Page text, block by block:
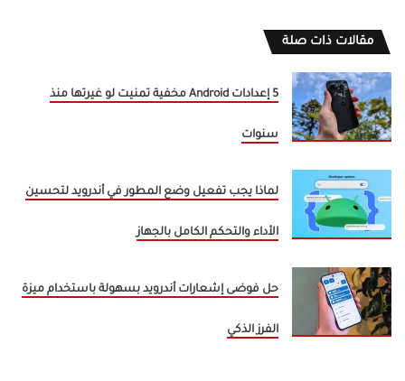
مقالات ذات صلة
5 إعدادات Android مخفية تمنيت لو غيرتها منذ
سنوات
لماذا يجب تفعيل وضع المطور في أندرويد لتحسين
الأداء والتحكم الكامل بالجهاز
حل فوضى إشعارات أندرويد بسهولة باستخدام ميزة
الفرز الذكي